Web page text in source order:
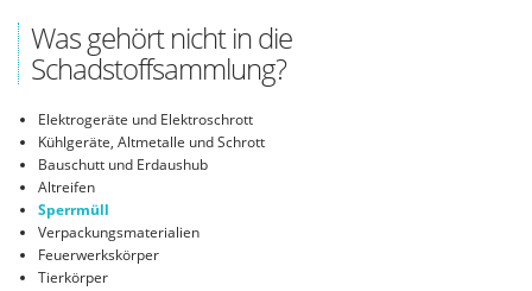
Was gehört nicht in die
Schadstoffsammlung?
Elektrogeräte und Elektroschrott
Kühlgeräte, Altmetalle und Schrott
Bauschutt und Erdaushub
Altreifen
Sperrmüll
Verpackungsmaterialien
Feuerwerkskörper
Tierkörper